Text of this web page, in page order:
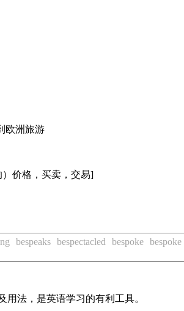
欧洲旅游
）价格，买卖，交易]
bespeaks bespectacled bespoke bespoke
法，是英语学习的有利工具。